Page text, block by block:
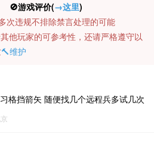
游戏评价(→这里)
次违规不排除禁言处理的可能
他玩家的可参考性，还请严格遵守以
🔨维护
格挡箭矢 随便找几个远程兵多试几次